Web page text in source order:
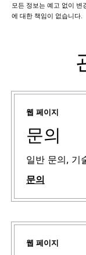
모든 정보는 예고 없이 변
에 대한 책임이 없습니다.
웹 페이지
문의
일반 문의, 기
문의
웹 페이지